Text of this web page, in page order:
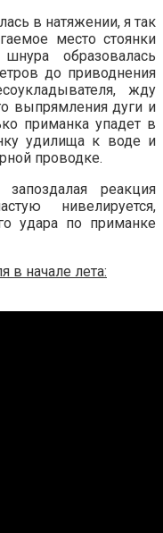
в натяжении, я так
место стоянки
образовалась
до приводнения
жду
выпрямления дуги и
приманка упадет в
удилища к воде и
проводке.
реакция
нивелируется,
удара по приманке
в начале лета: